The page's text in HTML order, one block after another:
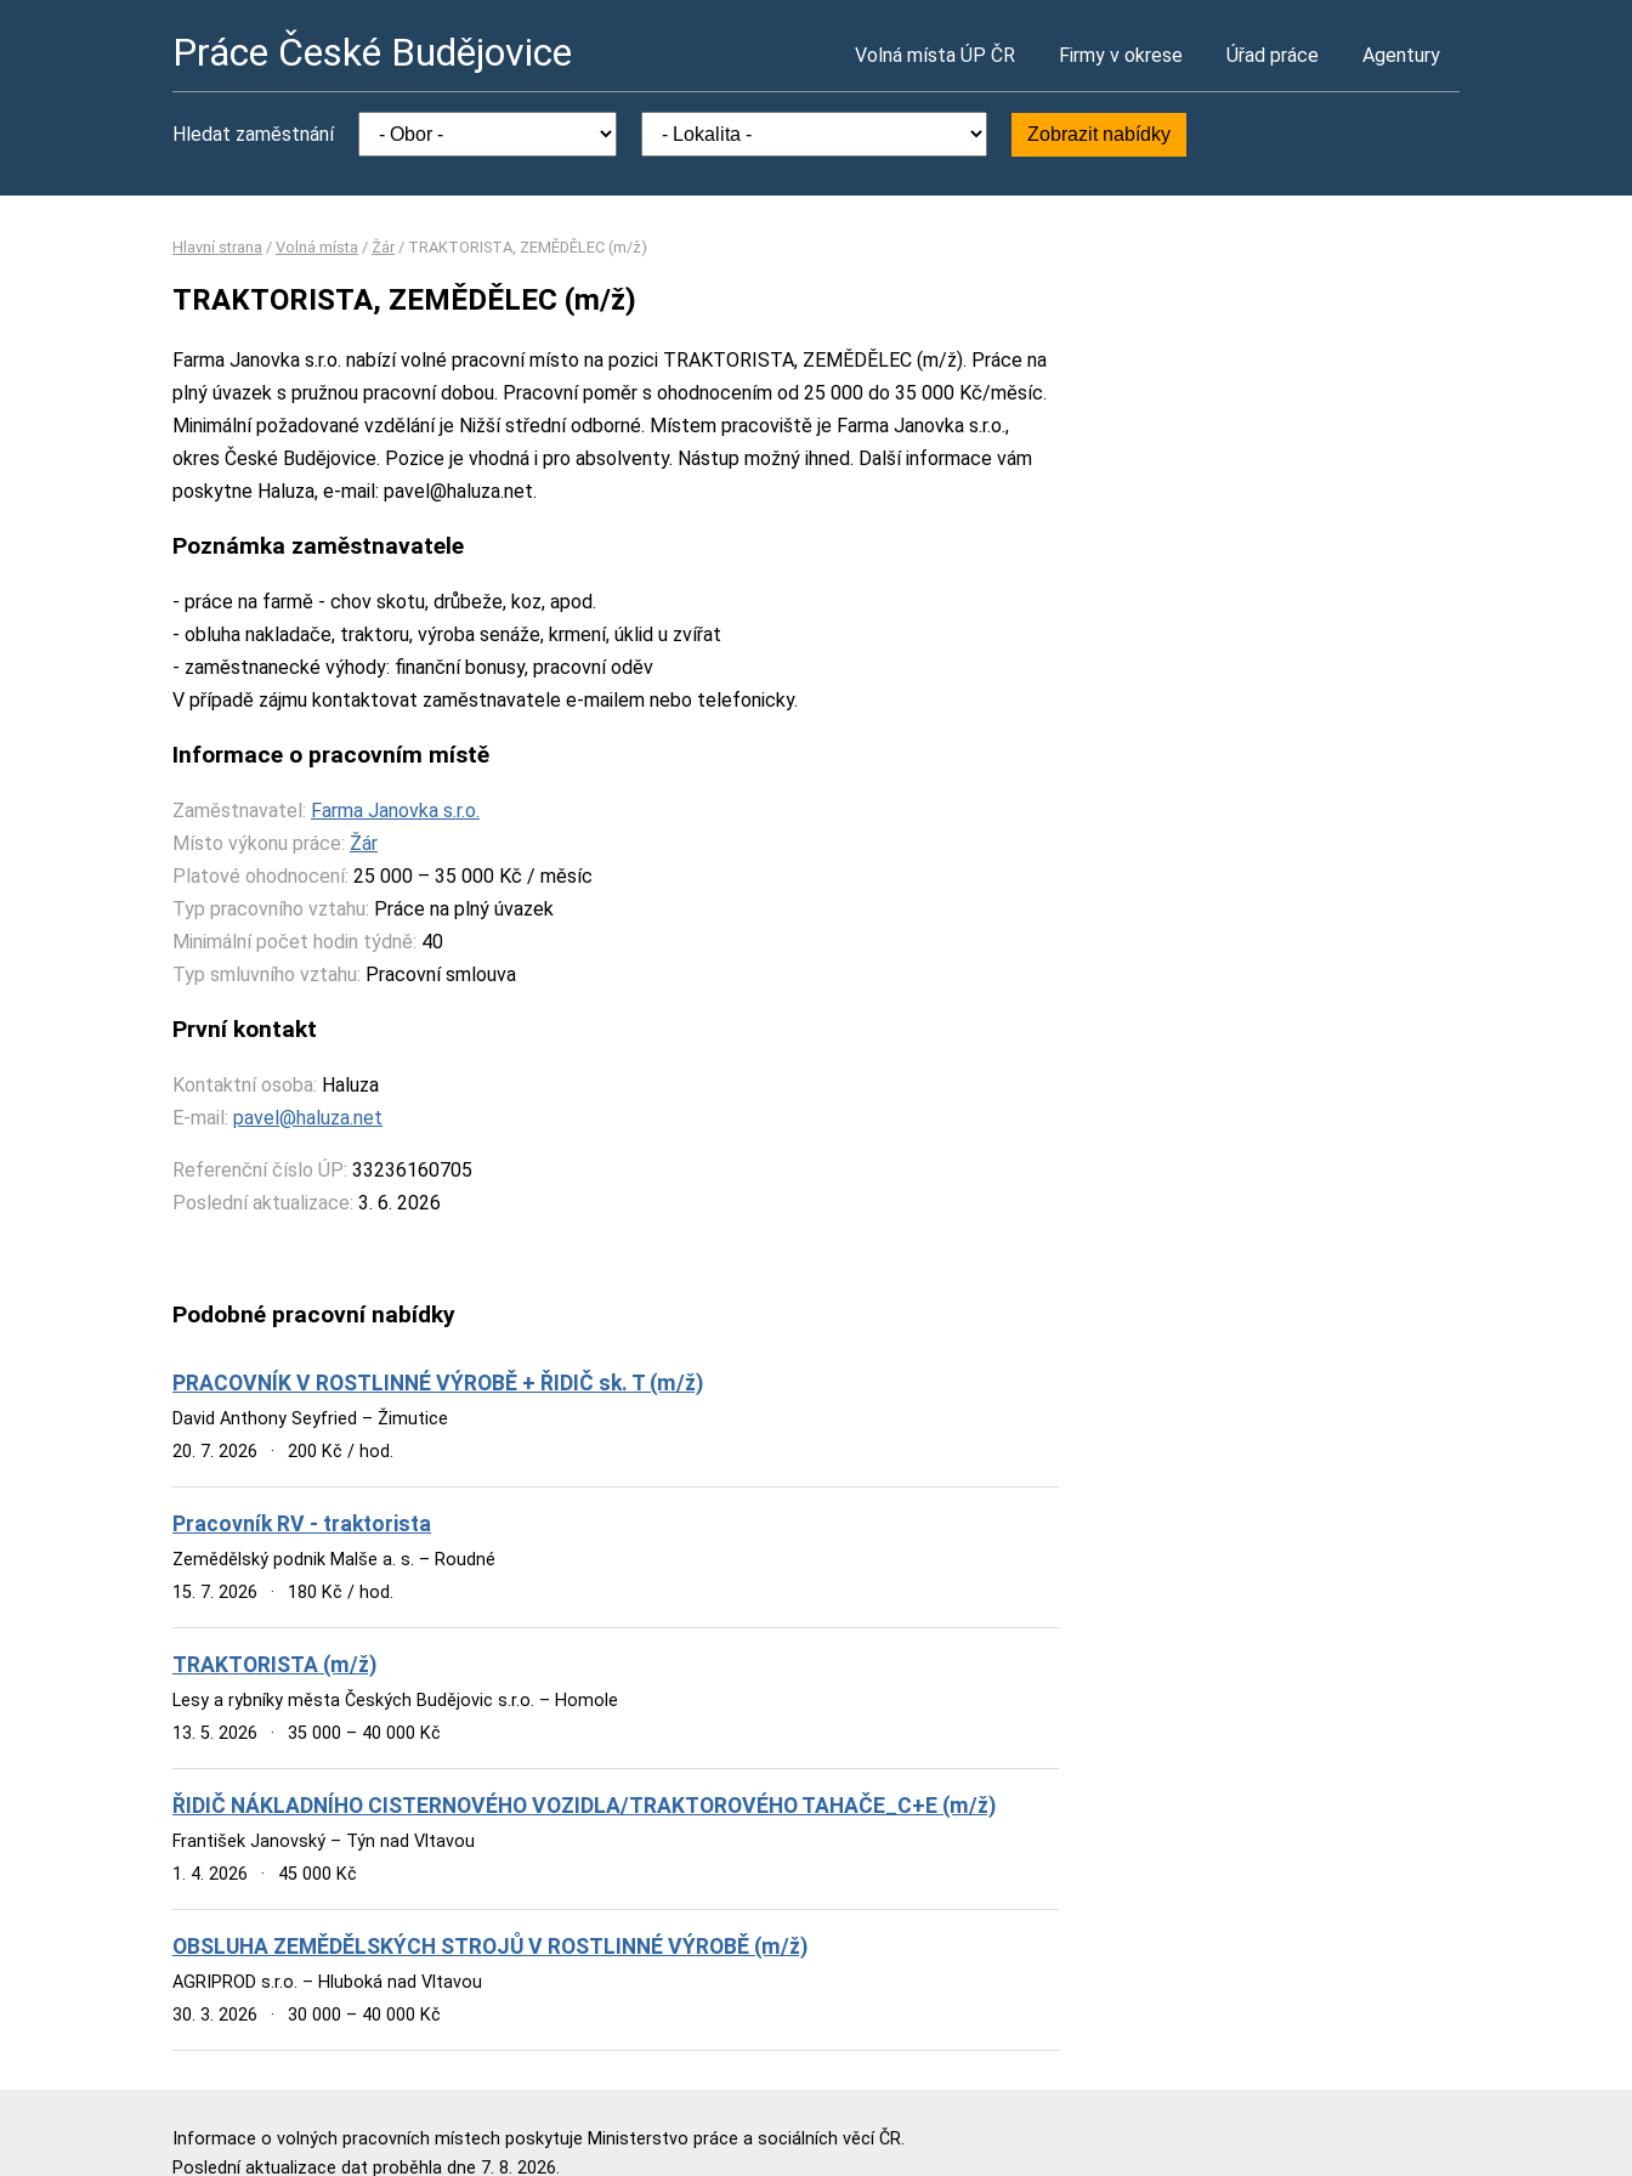
Práce České Budějovice Volná místa ÚP ČR Firmy v okrese Úřad práce Agentury
Hledat zaměstnání Zobrazit nabídky
Hlavní strana / Volná místa / Žár / TRAKTORISTA, ZEMĚDĚLEC (m/ž)
TRAKTORISTA, ZEMĚDĚLEC (m/ž)
Farma Janovka s.r.o. nabízí volné pracovní místo na pozici TRAKTORISTA, ZEMĚDĚLEC (m/ž). Práce na
plný úvazek s pružnou pracovní dobou. Pracovní poměr s ohodnocením od 25 000 do 35 000 Kč/měsíc.
Minimální požadované vzdělání je Nižší střední odborné. Místem pracoviště je Farma Janovka s.r.o.,
okres České Budějovice. Pozice je vhodná i pro absolventy. Nástup možný ihned. Další informace vám
poskytne Haluza, e-mail: pavel@haluza.net.
Poznámka zaměstnavatele
- práce na farmě - chov skotu, drůbeže, koz, apod.
- obluha nakladače, traktoru, výroba senáže, krmení, úklid u zvířat
- zaměstnanecké výhody: finanční bonusy, pracovní oděv
V případě zájmu kontaktovat zaměstnavatele e-mailem nebo telefonicky.
Informace o pracovním místě
Zaměstnavatel: Farma Janovka s.r.o.
Místo výkonu práce: Žár
Platové ohodnocení: 25 000 – 35 000 Kč / měsíc
Typ pracovního vztahu: Práce na plný úvazek
Minimální počet hodin týdně: 40
Typ smluvního vztahu: Pracovní smlouva
První kontakt
Kontaktní osoba: Haluza
E-mail: pavel@haluza.net
Referenční číslo ÚP: 33236160705
Poslední aktualizace: 3. 6. 2026
Podobné pracovní nabídky
PRACOVNÍK V ROSTLINNÉ VÝROBĚ + ŘIDIČ sk. T (m/ž)
David Anthony Seyfried – Žimutice
20. 7. 2026
· 200 Kč / hod.
Pracovník RV - traktorista
Zemědělský podnik Malše a. s. – Roudné
15. 7. 2026
· 180 Kč / hod.
TRAKTORISTA (m/ž)
Lesy a rybníky města Českých Budějovic s.r.o. – Homole
13. 5. 2026
· 35 000 – 40 000 Kč
ŘIDIČ NÁKLADNÍHO CISTERNOVÉHO VOZIDLA/TRAKTOROVÉHO TAHAČE_C+E (m/ž)
František Janovský – Týn nad Vltavou
1. 4. 2026
· 45 000 Kč
OBSLUHA ZEMĚDĚLSKÝCH STROJŮ V ROSTLINNÉ VÝROBĚ (m/ž)
AGRIPROD s.r.o. – Hluboká nad Vltavou
30. 3. 2026
· 30 000 – 40 000 Kč
Informace o volných pracovních místech poskytuje Ministerstvo práce a sociálních věcí ČR.
Poslední aktualizace dat proběhla dne 7. 8. 2026.